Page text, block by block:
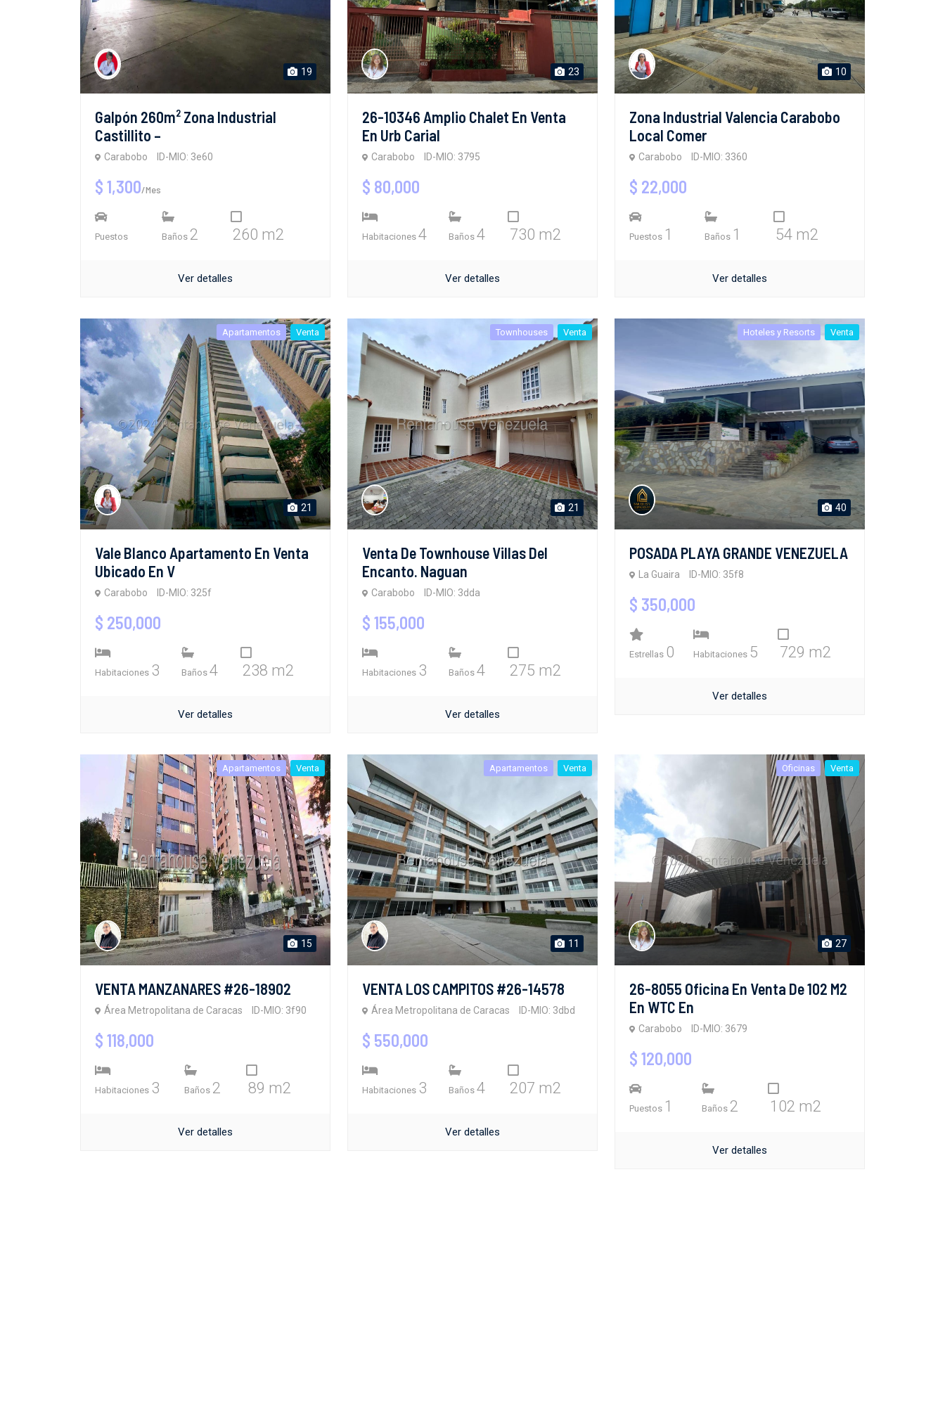
19
Galpón 260m² Zona Industrial
Castillito –
Carabobo ID-MIO: 3e60
$ 1,300/Mes
Puestos Baños 2 260 m2
Ver detalles
23
26-10346 Amplio Chalet En Venta
En Urb Carial
Carabobo ID-MIO: 3795
$ 80,000
Habitaciones 4 Baños 4 730 m2
Ver detalles
10
Zona Industrial Valencia Carabobo
Local Comer
Carabobo ID-MIO: 3360
$ 22,000
Puestos 1 Baños 1 54 m2
Ver detalles
Apartamentos Venta
21
Vale Blanco Apartamento En Venta
Ubicado En V
Carabobo ID-MIO: 325f
$ 250,000
Habitaciones 3 Baños 4 238 m2
Ver detalles
Townhouses Venta
21
Venta De Townhouse Villas Del
Encanto. Naguan
Carabobo ID-MIO: 3dda
$ 155,000
Habitaciones 3 Baños 4 275 m2
Ver detalles
Hoteles y Resorts Venta
40
POSADA PLAYA GRANDE VENEZUELA
La Guaira ID-MIO: 35f8
$ 350,000
Estrellas 0 Habitaciones 5 729 m2
Ver detalles
Apartamentos Venta
15
VENTA MANZANARES #26-18902
Área Metropolitana de Caracas ID-MIO: 3f90
$ 118,000
Habitaciones 3 Baños 2 89 m2
Ver detalles
Apartamentos Venta
11
VENTA LOS CAMPITOS #26-14578
Área Metropolitana de Caracas ID-MIO: 3dbd
$ 550,000
Habitaciones 3 Baños 4 207 m2
Ver detalles
Oficinas Venta
27
26-8055 Oficina En Venta De 102 M2
En WTC En
Carabobo ID-MIO: 3679
$ 120,000
Puestos 1 Baños 2 102 m2
Ver detalles